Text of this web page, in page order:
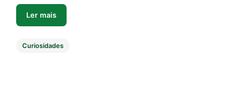
Ler mais
Curiosidades